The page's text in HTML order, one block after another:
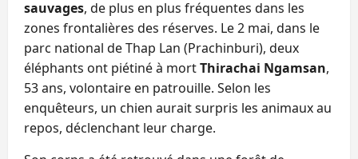
sauvages, de plus en plus fréquentes dans les
zones frontalières des réserves. Le 2 mai, dans le
parc national de Thap Lan (Prachinburi), deux
éléphants ont piétiné à mortThirachai Ngamsan,
53 ans, volontaire en patrouille. Selon les
enquêteurs, un chien aurait surpris les animaux au
repos, déclenchant leur charge.